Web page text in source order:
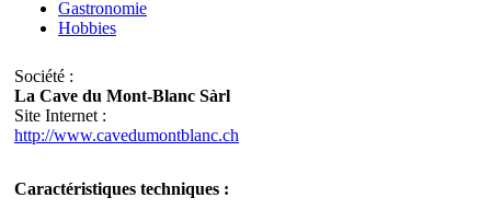
Gastronomie
Hobbies
Société :
La Cave du Mont-Blanc Sàrl
Site Internet :
http://www.cavedumontblanc.ch
Caractéristiques techniques :